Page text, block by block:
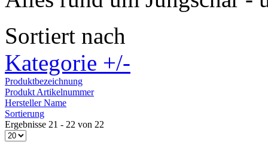
Sortiert nach
Kategorie +/-
Produktbezeichnung
Produkt Artikelnummer
Hersteller Name
Sortierung
Ergebnisse 21 - 22 von 22